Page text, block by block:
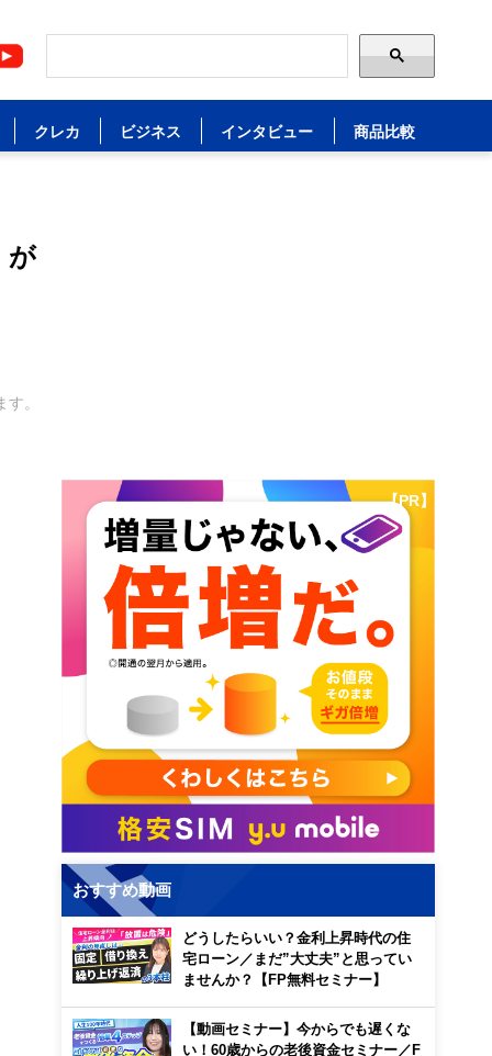
クレカ ビジネス インタビュー 商品比較
が
す。
【PR】
おすすめ動画
どうしたらいい？金利上昇時代の住
宅ローン／まだ”大丈夫”と思ってい
ませんか？【FP無料セミナー】
【動画セミナー】今からでも遅くな
い！60歳からの老後資金セミナー／F